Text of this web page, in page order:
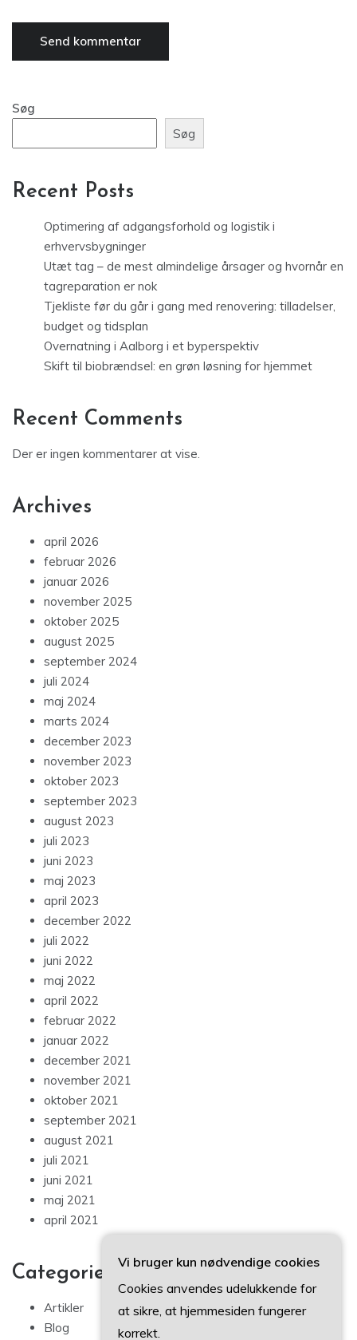
Søg
Søg
Recent Posts
Optimering af adgangsforhold og logistik i
erhvervsbygninger
Utæt tag – de mest almindelige årsager og hvornår en
tagreparation er nok
Tjekliste før du går i gang med renovering: tilladelser,
budget og tidsplan
Overnatning i Aalborg i et byperspektiv
Skift til biobrændsel: en grøn løsning for hjemmet
Recent Comments
Der er ingen kommentarer at vise.
Archives
april 2026
februar 2026
januar 2026
november 2025
oktober 2025
august 2025
september 2024
juli 2024
maj 2024
marts 2024
december 2023
november 2023
oktober 2023
september 2023
august 2023
juli 2023
juni 2023
maj 2023
april 2023
december 2022
juli 2022
juni 2022
maj 2022
april 2022
februar 2022
januar 2022
december 2021
november 2021
oktober 2021
september 2021
august 2021
juli 2021
juni 2021
maj 2021
april 2021
Categories
Artikler
Blog
Vi bruger kun nødvendige cookies
Cookies anvendes udelukkende for
at sikre, at hjemmesiden fungerer
korrekt.